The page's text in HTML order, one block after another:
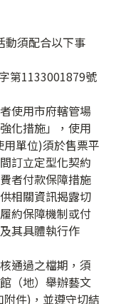
動須配合以下事
第1133001879號
使用市府轄管場
化措施」，使用
單位)須於售票平
訂立定型化契約
者付款保障措施
相關資訊揭露切
約保障機制或付
其具體執行作
通過之檔期，須
（地）舉辦藝文
件)，並遵守切結